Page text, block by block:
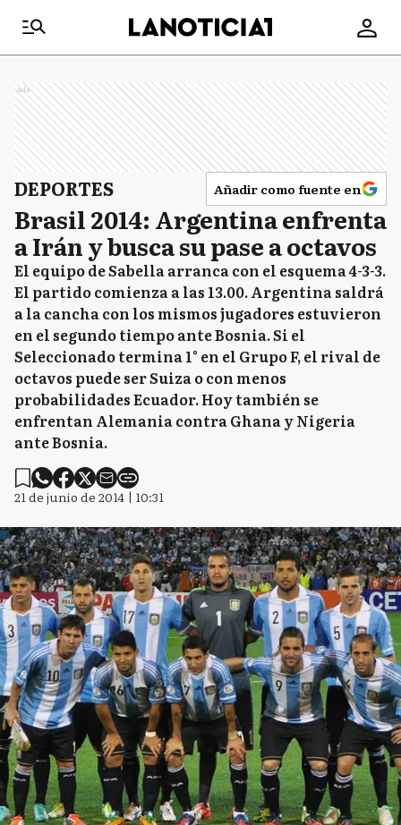
Ads
DEPORTES Añadir como fuente en
Brasil 2014: Argentina enfrenta
a Irán y busca su pase a octavos
El equipo de Sabella arranca con el esquema 4-3-3.
El partido comienza a las 13.00. Argentina saldrá
a la cancha con los mismos jugadores estuvieron
en el segundo tiempo ante Bosnia. Si el
Seleccionado termina 1° en el Grupo F, el rival de
octavos puede ser Suiza o con menos
probabilidades Ecuador. Hoy también se
enfrentan Alemania contra Ghana y Nigeria
ante Bosnia.
21 de junio de 2014 | 10:31